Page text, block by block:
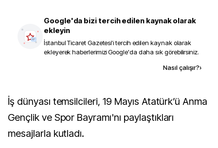
Google'da bizi tercih edilen kaynak olarak
ekleyin
İstanbul Ticaret Gazetesi'i tercih edilen kaynak olarak
ekleyerek haberlerimizi Google'da daha sık görebilirsiniz.
Nasıl çalışır?›
İş dünyası temsilcileri, 19 Mayıs Atatürk’ü Anma
Gençlik ve Spor Bayramı'nı paylaştıkları
mesajlarla kutladı.